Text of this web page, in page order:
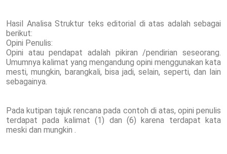
Hasil Analisa Struktur teks editorial di atas adalah sebagai
berikut:
Opini Penulis:
Opini atau pendapat adalah pikiran /pendirian seseorang.
Umumnya kalimat yang mengandung opini menggunakan kata
mesti, mungkin, barangkali, bisa jadi, selain, seperti, dan lain
sebagainya.
Pada kutipan tajuk rencana pada contoh di atas, opini penulis
terdapat pada kalimat (1) dan (6) karena terdapat kata
meski dan mungkin .